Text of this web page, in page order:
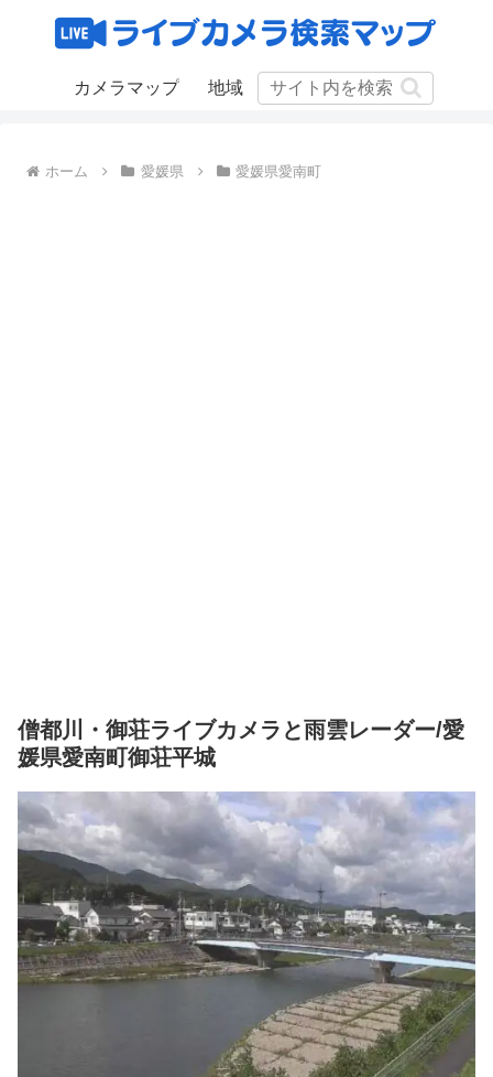
カメラマップ 地域
ホーム 愛媛県 愛媛県愛南町
僧都川・御荘ライブカメラと雨雲レーダー/愛
媛県愛南町御荘平城